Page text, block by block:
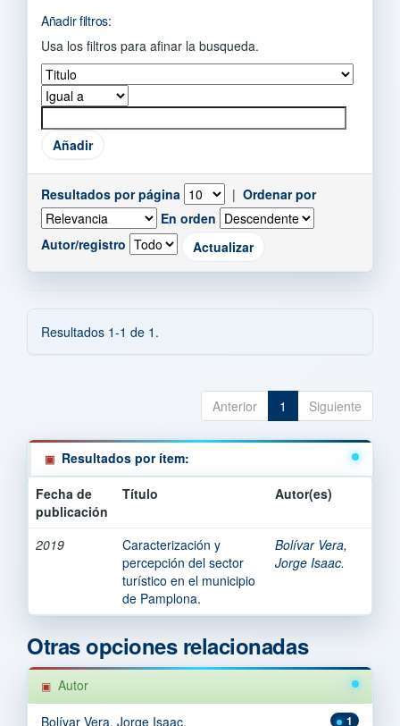
Añadir filtros:
Usa los filtros para afinar la busqueda.
Resultados por página | Ordenar por
En orden
Autor/registro
Resultados 1-1 de 1.
Anterior 1 Siguiente
Resultados por ítem:
Fecha de
publicación
Título Autor(es)
2019
Caracterización y
percepción del sector
turístico en el municipio
de Pamplona.
Bolívar Vera,
Jorge Isaac.
Otras opciones relacionadas
Autor
1
Bolívar Vera, Jorge Isaac.